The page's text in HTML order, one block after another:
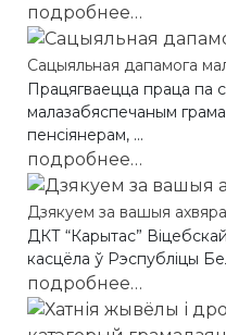
подробнее…
Сацыяльная дапамога
Працягваецца праца па
малазабяспечаным
пенсіянерам, ...
подробнее…
Дзякуем за вашыя
ДКТ “Карытас”
касцёла ў Рэспубліцы
подробнее…